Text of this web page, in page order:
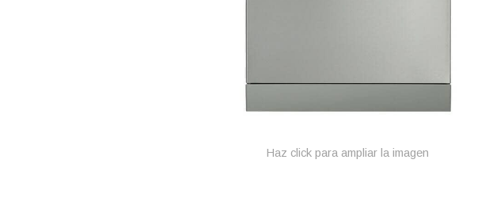
Haz click para ampliar la imagen